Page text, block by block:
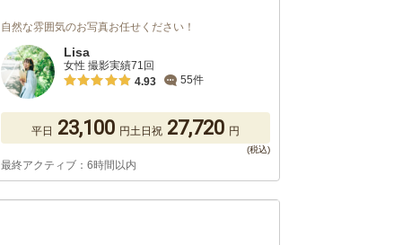
自然な雰囲気のお写真お任せください！
Lisa
女性 撮影実績71回
4.93
55件
平日 23,100 円土日祝 27,720 円
最終アクティブ：6時間以内